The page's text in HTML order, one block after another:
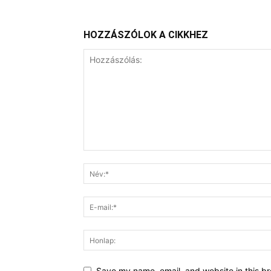
HOZZÁSZÓLOK A CIKKHEZ